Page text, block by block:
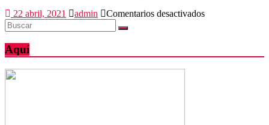
22 abril, 2021 admin Comentarios desactivadosen
al
Aquí